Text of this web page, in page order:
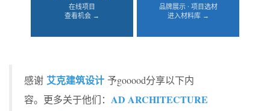
在线项目
查看机会 →
品牌展示 · 项目选材
进入材料库 →
感谢 艾克建筑设计 予gooood分享以下内
容。更多关于他们： AD ARCHITECTURE